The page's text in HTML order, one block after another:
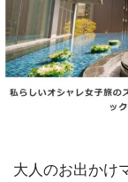
大人のお出かけ